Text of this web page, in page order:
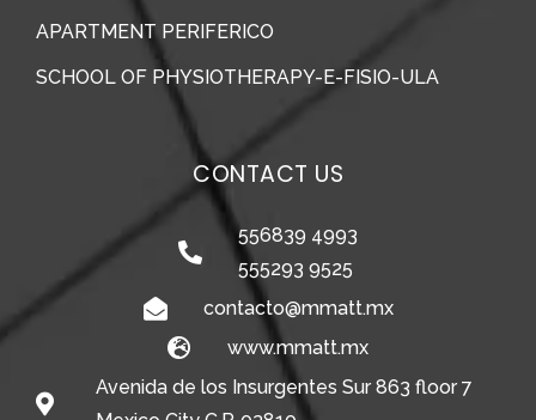
APARTMENT PERIFERICO
SCHOOL OF PHYSIOTHERAPY-E-FISIO-ULA
CONTACT US
556839 4993
555293 9525
contacto@mmatt.mx
www.mmatt.mx
Avenida de los Insurgentes Sur 863 floor 7